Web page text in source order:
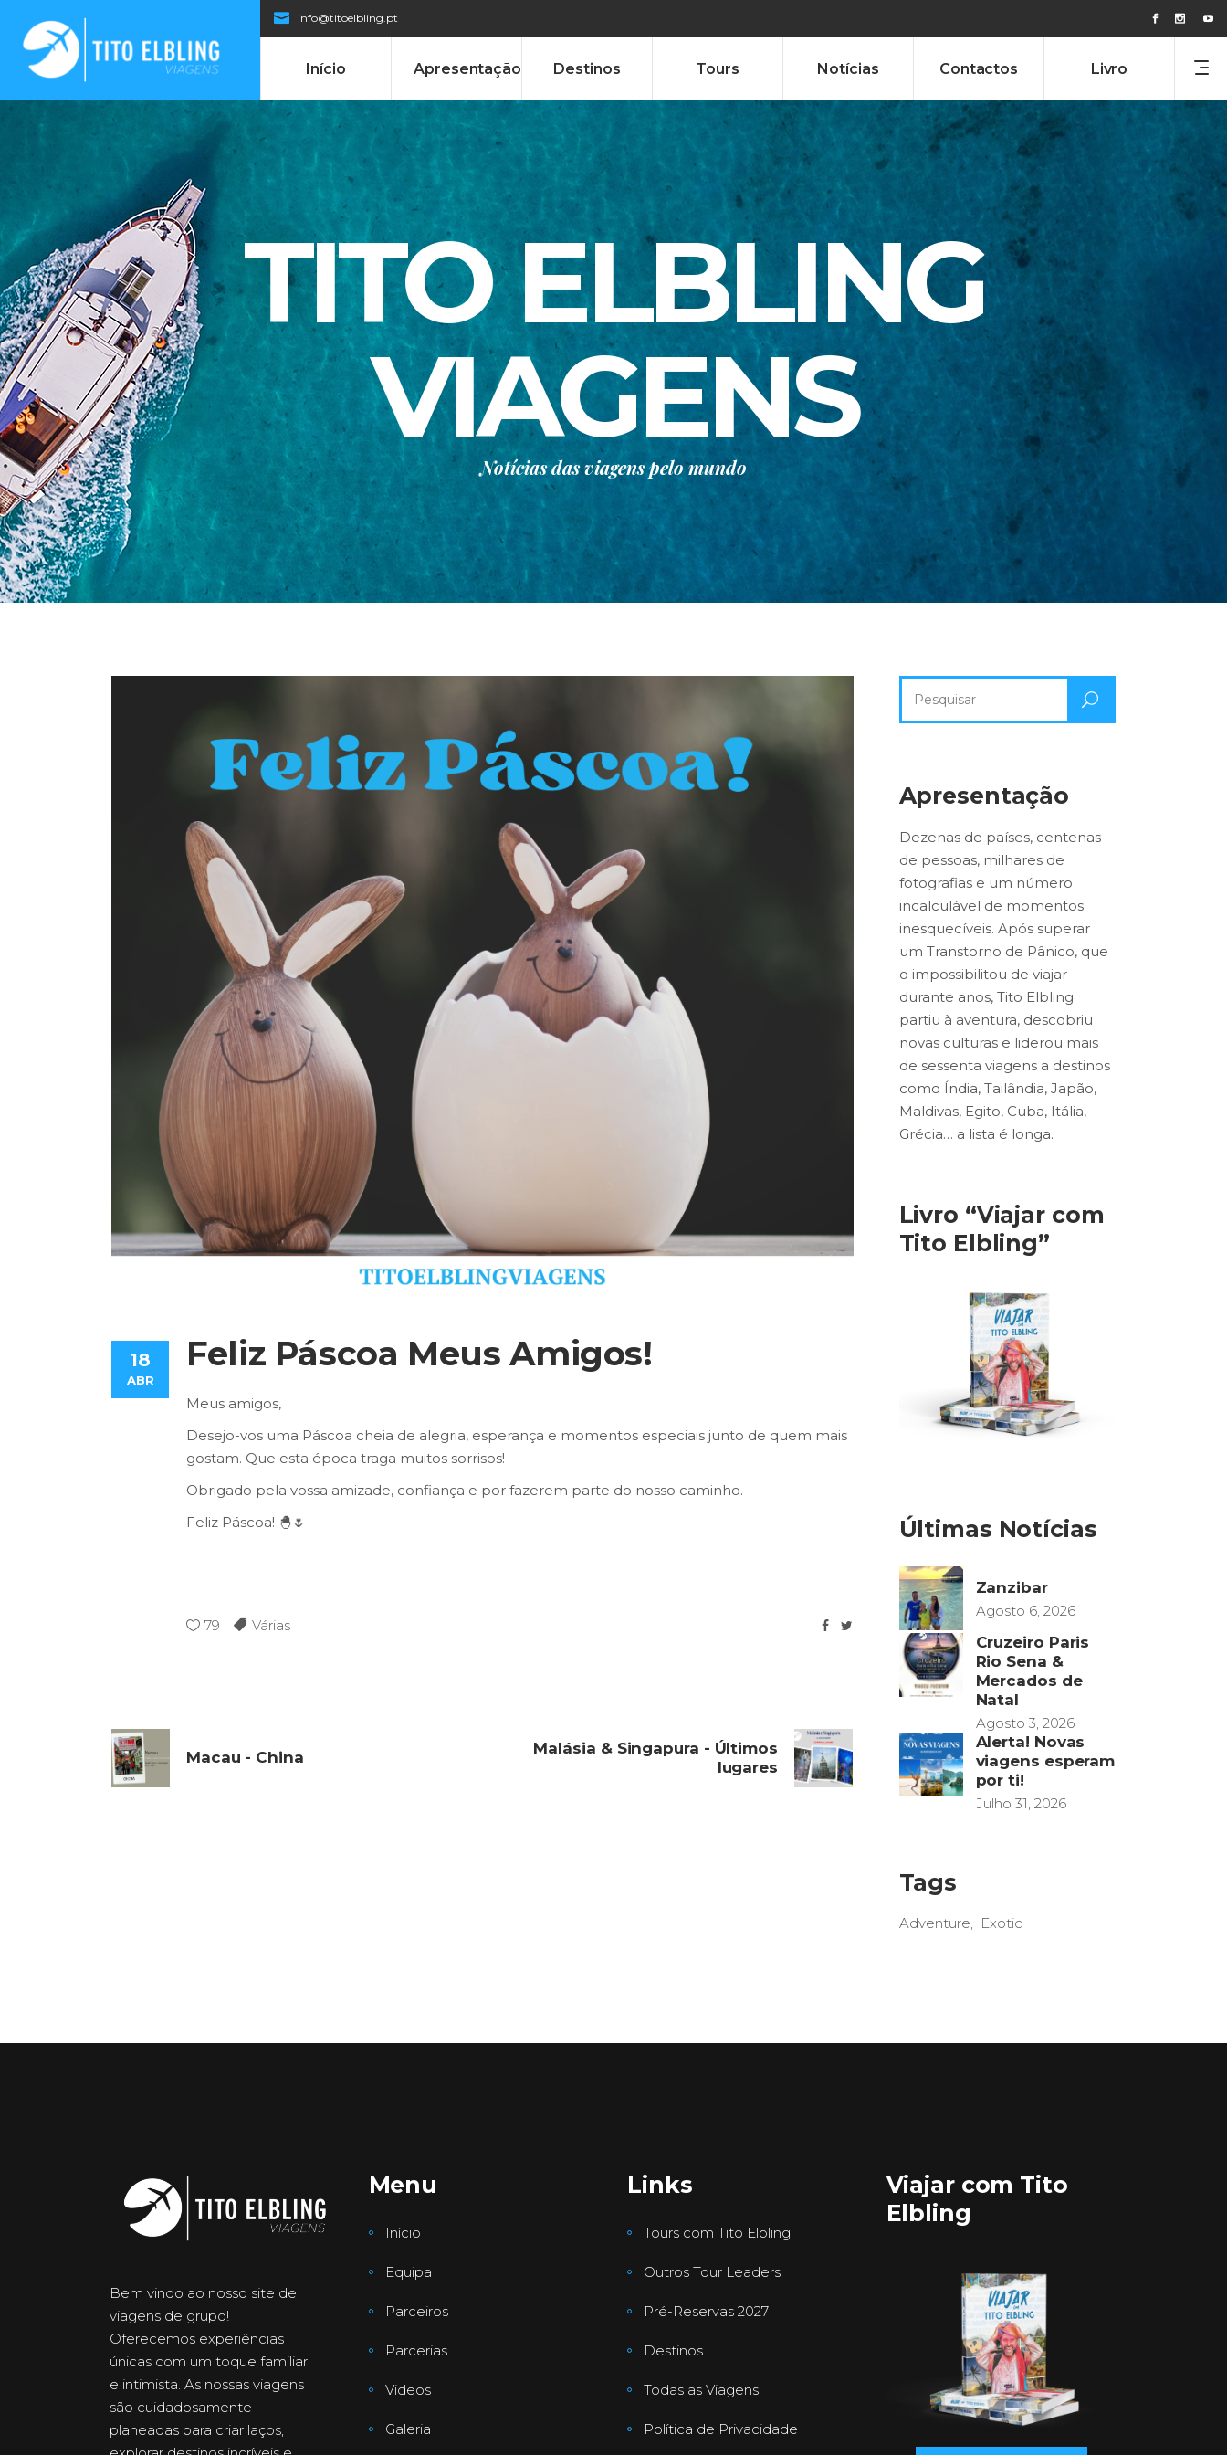
info@titoelbling.pt
Início Apresentação Destinos Tours Notícias Contactos Livro
TITO ELBLING
VIAGENS
Notícias das viagens pelo mundo
18
ABR
Feliz Páscoa Meus Amigos!
Meus amigos,
Desejo-vos uma Páscoa cheia de alegria, esperança e momentos especiais junto de quem mais
gostam. Que esta época traga muitos sorrisos!
Obrigado pela vossa amizade, confiança e por fazerem parte do nosso caminho.
Feliz Páscoa! 🐣🌷
79 Várias
Macau - China
Malásia & Singapura - Últimos
lugares
por:
Apresentação
Dezenas de países, centenas
de pessoas, milhares de
fotografias e um número
incalculável de momentos
inesquecíveis. Após superar
um Transtorno de Pânico, que
o impossibilitou de viajar
durante anos, Tito Elbling
partiu à aventura, descobriu
novas culturas e liderou mais
de sessenta viagens a destinos
como Índia, Tailândia, Japão,
Maldivas, Egito, Cuba, Itália,
Grécia… a lista é longa.
Livro “Viajar com
Tito Elbling”
Últimas Notícias
Zanzibar
Agosto 6, 2026
Cruzeiro Paris
Rio Sena &
Mercados de
Natal
Agosto 3, 2026
Alerta! Novas
viagens esperam
por ti!
Julho 31, 2026
Tags
Adventure Exotic
Bem vindo ao nosso site de
viagens de grupo!
Oferecemos experiências
únicas com um toque familiar
e intimista. As nossas viagens
são cuidadosamente
planeadas para criar laços,
Menu
Início
Equipa
Parceiros
Parcerias
Videos
Galeria
Links
Tours com Tito Elbling
Outros Tour Leaders
Pré-Reservas 2027
Destinos
Todas as Viagens
Política de Privacidade
Viajar com Tito
Elbling